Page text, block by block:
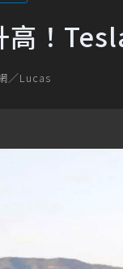
高！
／Lucas